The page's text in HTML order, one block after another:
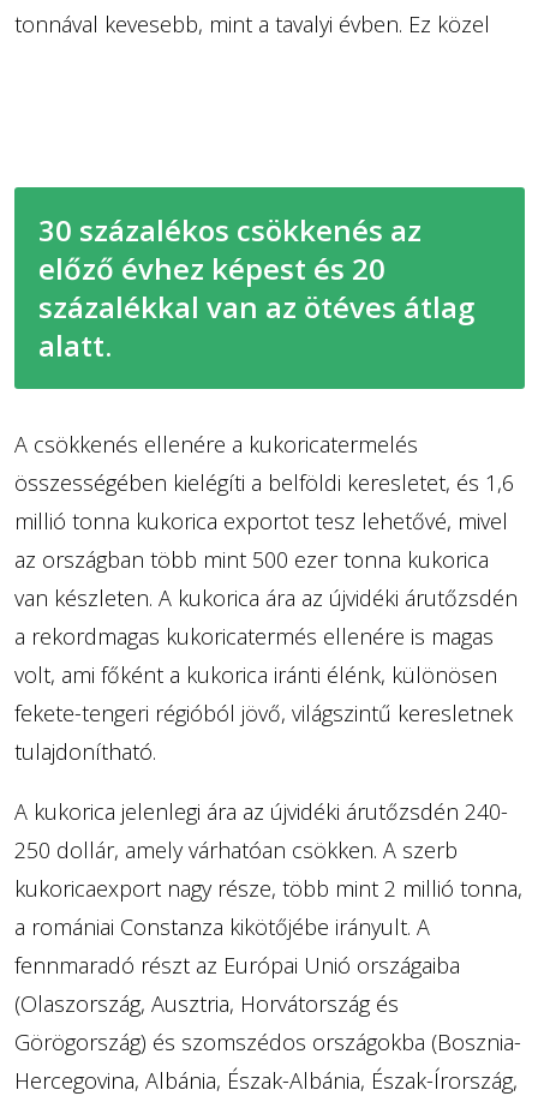
tonnával kevesebb, mint a tavalyi évben. Ez közel
30 százalékos csökkenés az
előző évhez képest és 20
százalékkal van az ötéves átlag
alatt.
A csökkenés ellenére a kukoricatermelés
összességében kielégíti a belföldi keresletet, és 1,6
millió tonna kukorica exportot tesz lehetővé, mivel
az országban több mint 500 ezer tonna kukorica
van készleten. A kukorica ára az újvidéki árutőzsdén
a rekordmagas kukoricatermés ellenére is magas
volt, ami főként a kukorica iránti élénk, különösen
fekete-tengeri régióból jövő, világszintű keresletnek
tulajdonítható.
A kukorica jelenlegi ára az újvidéki árutőzsdén 240-
250 dollár, amely várhatóan csökken. A szerb
kukoricaexport nagy része, több mint 2 millió tonna,
a romániai Constanza kikötőjébe irányult. A
fennmaradó részt az Európai Unió országaiba
(Olaszország, Ausztria, Horvátország és
Görögország) és szomszédos országokba (Bosznia-
Hercegovina, Albánia, Észak-Albánia, Észak-Írország,